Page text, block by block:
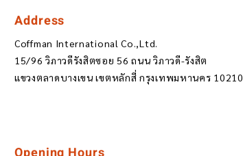
Address
Coffman International Co.,Ltd.
15/96 วิภาวดีรังสิตซอย 56 ถนน วิภาวดี-รังสิต
แขวงตลาดบางเขน เขตหลักสี่ กรุงเทพมหานคร 10210